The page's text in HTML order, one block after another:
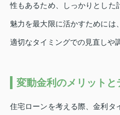
性もあるため、しっかりとした
魅力を最大限に活かすためには
適切なタイミングでの見直しや
変動金利のメリットと
住宅ローンを考える際、金利タ